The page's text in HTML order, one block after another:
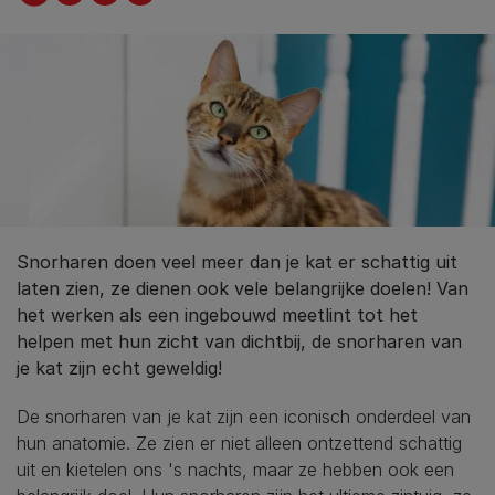
Snorharen doen veel meer dan je kat er schattig uit
laten zien, ze dienen ook vele belangrijke doelen! Van
het werken als een ingebouwd meetlint tot het
helpen met hun zicht van dichtbij, de snorharen van
je kat zijn echt geweldig!
De snorharen van je kat zijn een iconisch onderdeel van
hun anatomie. Ze zien er niet alleen ontzettend schattig
uit en kietelen ons 's nachts, maar ze hebben ook een